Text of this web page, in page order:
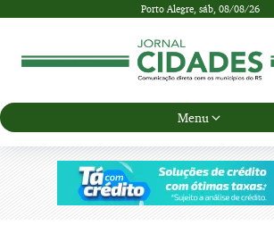
Porto Alegre, sáb, 08/08/26
Menu